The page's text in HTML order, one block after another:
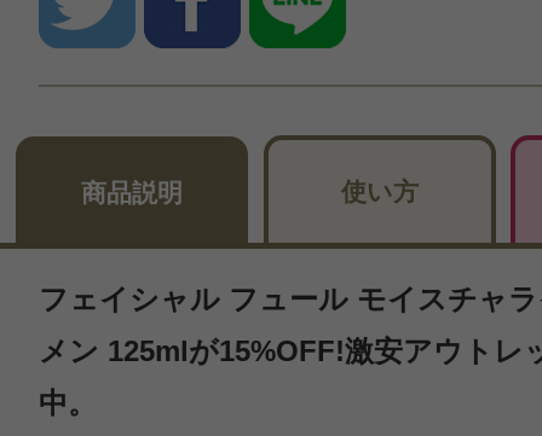
商品説明 使い方
フェイシャル フュール モイスチャ
メン 125mlが15%OFF!激安アウトレ
中。